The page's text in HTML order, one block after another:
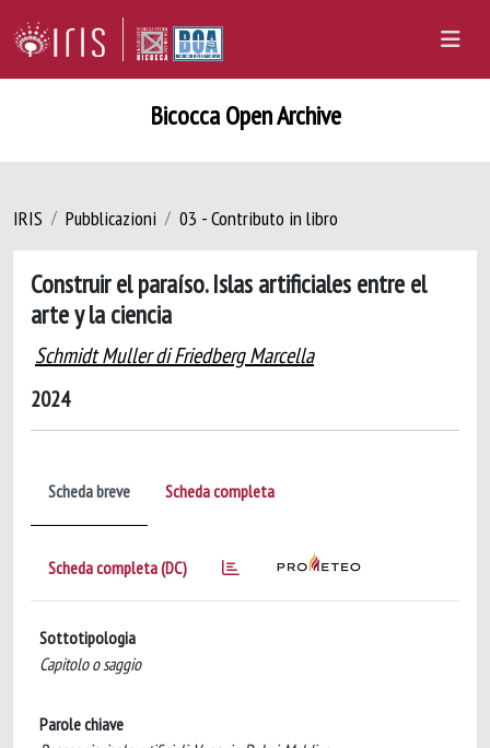
Bicocca Open Archive
IRIS Pubblicazioni 03 - Contributo in libro
Construir el paraíso. Islas artificiales entre el
arte y la ciencia
Schmidt Muller di Friedberg Marcella
2024
Scheda breve Scheda completa
Scheda completa (DC)
Sottotipologia
Capitolo o saggio
Parole chiave